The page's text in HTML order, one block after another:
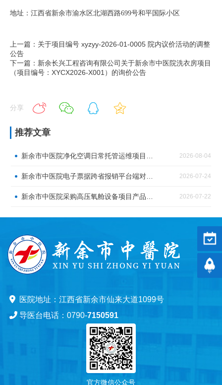
地址：江西省新余市渝水区北湖西路699号和平国际小区
上一篇：关于项目编号 xyzyy-2026-01-0005 院内议价活动的调整
公告
下一篇：新余长兴工程咨询有限公司关于新余市中医院洗衣房项目
（项目编号：XYCX2026-X001）的询价公告
分享
推荐文章
2026-08-04
新余市中医院电子票据跨省报销平台端对接服务采购公告 2026-07-24
2026-07-22
医院地址：江西省新余市仙来大道1099号
导医台电话：0790-7150591
官方微信公众号
预约
返回